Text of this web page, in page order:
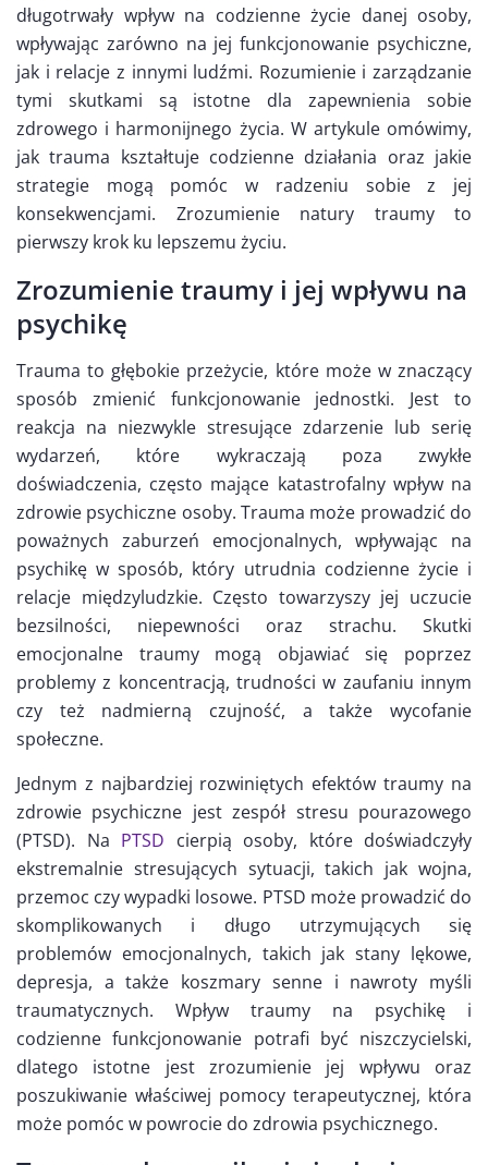
długotrwały wpływ na codzienne życie danej osoby,
wpływając zarówno na jej funkcjonowanie psychiczne,
jak i relacje z innymi ludźmi. Rozumienie i zarządzanie
tymi skutkami są istotne dla zapewnienia sobie
zdrowego i harmonijnego życia. W artykule omówimy,
jak trauma kształtuje codzienne działania oraz jakie
strategie mogą pomóc w radzeniu sobie z jej
konsekwencjami. Zrozumienie natury traumy to
pierwszy krok ku lepszemu życiu.
Zrozumienie traumy i jej wpływu na
psychikę
Trauma to głębokie przeżycie, które może w znaczący
sposób zmienić funkcjonowanie jednostki. Jest to
reakcja na niezwykle stresujące zdarzenie lub serię
wydarzeń, które wykraczają poza zwykłe
doświadczenia, często mające katastrofalny wpływ na
zdrowie psychiczne osoby. Trauma może prowadzić do
poważnych zaburzeń emocjonalnych, wpływając na
psychikę w sposób, który utrudnia codzienne życie i
relacje międzyludzkie. Często towarzyszy jej uczucie
bezsilności, niepewności oraz strachu. Skutki
emocjonalne traumy mogą objawiać się poprzez
problemy z koncentracją, trudności w zaufaniu innym
czy też nadmierną czujność, a także wycofanie
społeczne.
Jednym z najbardziej rozwiniętych efektów traumy na
zdrowie psychiczne jest zespół stresu pourazowego
(PTSD). Na PTSD cierpią osoby, które doświadczyły
ekstremalnie stresujących sytuacji, takich jak wojna,
przemoc czy wypadki losowe. PTSD może prowadzić do
skomplikowanych i długo utrzymujących się
problemów emocjonalnych, takich jak stany lękowe,
depresja, a także koszmary senne i nawroty myśli
traumatycznych. Wpływ traumy na psychikę i
codzienne funkcjonowanie potrafi być niszczycielski,
dlatego istotne jest zrozumienie jej wpływu oraz
poszukiwanie właściwej pomocy terapeutycznej, która
może pomóc w powrocie do zdrowia psychicznego.